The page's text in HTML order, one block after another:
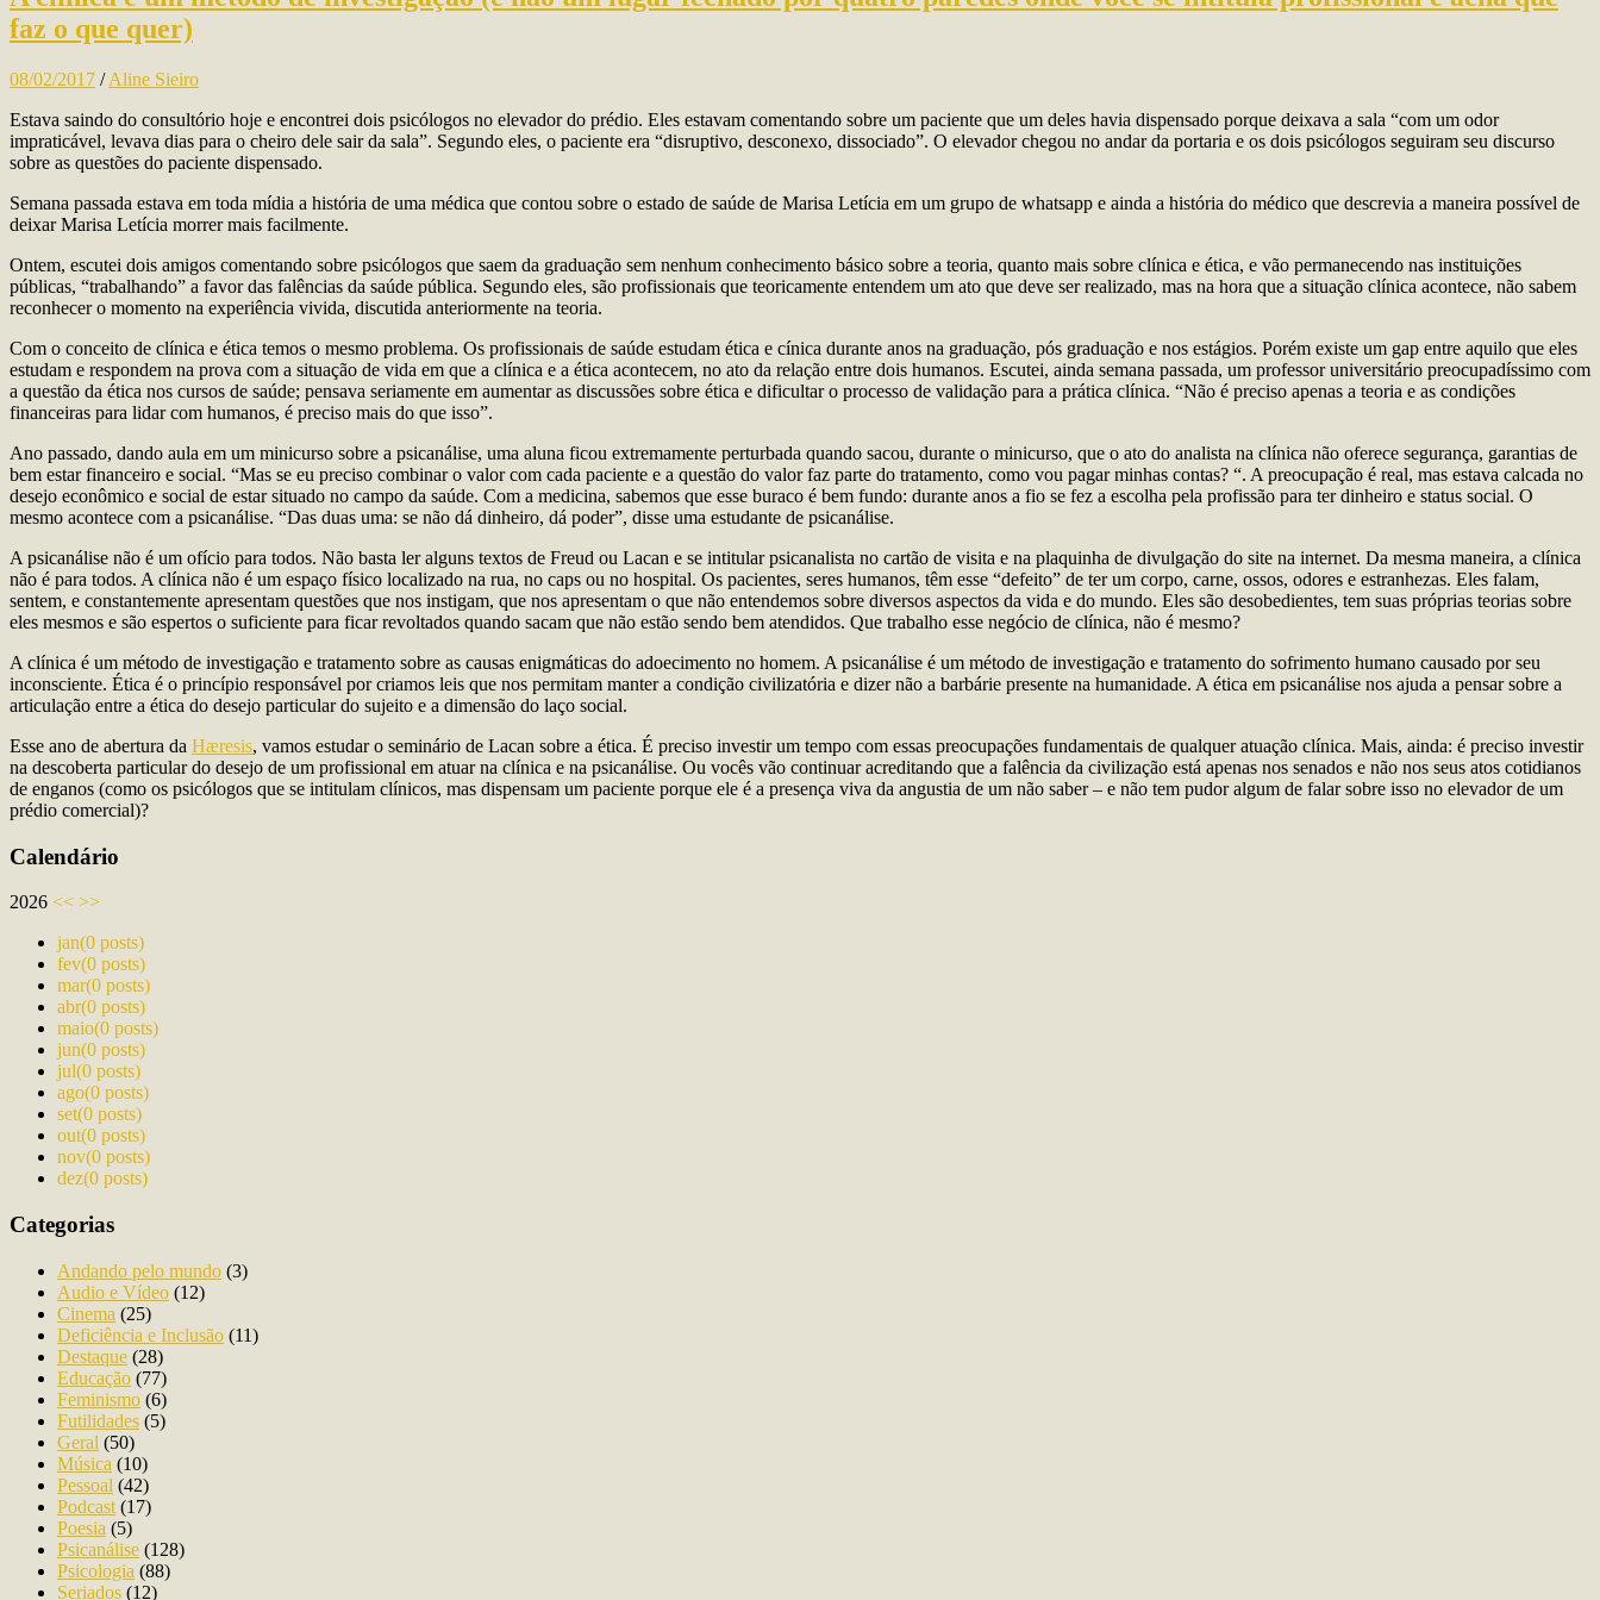
faz o que quer)
08/02/2017 /Aline Sieiro
Estava saindo do consultório hoje e encontrei dois psicólogos no elevador do prédio. Eles estavam comentando sobre um paciente que um deles havia dispensado porque deixava a sala “com um odor
impraticável, levava dias para o cheiro dele sair da sala”. Segundo eles, o paciente era “disruptivo, desconexo, dissociado”. O elevador chegou no andar da portaria e os dois psicólogos seguiram seu discurso
sobre as questões do paciente dispensado.
Semana passada estava em toda mídia a história de uma médica que contou sobre o estado de saúde de Marisa Letícia em um grupo de whatsapp e ainda a história do médico que descrevia a maneira possível de
deixar Marisa Letícia morrer mais facilmente.
Ontem, escutei dois amigos comentando sobre psicólogos que saem da graduação sem nenhum conhecimento básico sobre a teoria, quanto mais sobre clínica e ética, e vão permanecendo nas instituições
públicas, “trabalhando” a favor das falências da saúde pública. Segundo eles, são profissionais que teoricamente entendem um ato que deve ser realizado, mas na hora que a situação clínica acontece, não sabem
reconhecer o momento na experiência vivida, discutida anteriormente na teoria.
Com o conceito de clínica e ética temos o mesmo problema. Os profissionais de saúde estudam ética e cínica durante anos na graduação, pós graduação e nos estágios. Porém existe um gap entre aquilo que eles
estudam e respondem na prova com a situação de vida em que a clínica e a ética acontecem, no ato da relação entre dois humanos. Escutei, ainda semana passada, um professor universitário preocupadíssimo com
a questão da ética nos cursos de saúde; pensava seriamente em aumentar as discussões sobre ética e dificultar o processo de validação para a prática clínica. “Não é preciso apenas a teoria e as condições
financeiras para lidar com humanos, é preciso mais do que isso”.
Ano passado, dando aula em um minicurso sobre a psicanálise, uma aluna ficou extremamente perturbada quando sacou, durante o minicurso, que o ato do analista na clínica não oferece segurança, garantias de
bem estar financeiro e social. “Mas se eu preciso combinar o valor com cada paciente e a questão do valor faz parte do tratamento, como vou pagar minhas contas? “. A preocupação é real, mas estava calcada no
desejo econômico e social de estar situado no campo da saúde. Com a medicina, sabemos que esse buraco é bem fundo: durante anos a fio se fez a escolha pela profissão para ter dinheiro e status social. O
mesmo acontece com a psicanálise. “Das duas uma: se não dá dinheiro, dá poder”, disse uma estudante de psicanálise.
A psicanálise não é um ofício para todos. Não basta ler alguns textos de Freud ou Lacan e se intitular psicanalista no cartão de visita e na plaquinha de divulgação do site na internet. Da mesma maneira, a clínica
não é para todos. A clínica não é um espaço físico localizado na rua, no caps ou no hospital. Os pacientes, seres humanos, têm esse “defeito” de ter um corpo, carne, ossos, odores e estranhezas. Eles falam,
sentem, e constantemente apresentam questões que nos instigam, que nos apresentam o que não entendemos sobre diversos aspectos da vida e do mundo. Eles são desobedientes, tem suas próprias teorias sobre
eles mesmos e são espertos o suficiente para ficar revoltados quando sacam que não estão sendo bem atendidos. Que trabalho esse negócio de clínica, não é mesmo?
A clínica é um método de investigação e tratamento sobre as causas enigmáticas do adoecimento no homem. A psicanálise é um método de investigação e tratamento do sofrimento humano causado por seu
inconsciente. Ética é o princípio responsável por criamos leis que nos permitam manter a condição civilizatória e dizer não a barbárie presente na humanidade. A ética em psicanálise nos ajuda a pensar sobre a
articulação entre a ética do desejo particular do sujeito e a dimensão do laço social.
Esse ano de abertura da Hæresis, vamos estudar o seminário de Lacan sobre a ética. É preciso investir um tempo com essas preocupações fundamentais de qualquer atuação clínica. Mais, ainda: é preciso investir
na descoberta particular do desejo de um profissional em atuar na clínica e na psicanálise. Ou vocês vão continuar acreditando que a falência da civilização está apenas nos senados e não nos seus atos cotidianos
de enganos (como os psicólogos que se intitulam clínicos, mas dispensam um paciente porque ele é a presença viva da angustia de um não saber – e não tem pudor algum de falar sobre isso no elevador de um
prédio comercial)?
Calendário
2026 << >>
jan(0 posts)
fev(0 posts)
mar(0 posts)
abr(0 posts)
maio(0 posts)
jun(0 posts)
jul(0 posts)
ago(0 posts)
set(0 posts)
out(0 posts)
nov(0 posts)
dez(0 posts)
Categorias
Andando pelo mundo (3)
Audio e Vídeo (12)
Cinema (25)
Deficiência e Inclusão (11)
Destaque (28)
Educação (77)
Feminismo (6)
Futilidades (5)
Geral (50)
Música (10)
Pessoal (42)
Podcast (17)
Poesia (5)
Psicanálise (128)
Psicologia (88)
Seriados (12)